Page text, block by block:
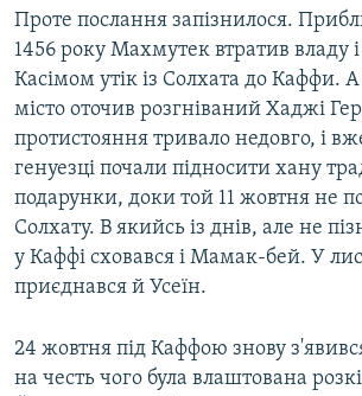
Проте послання запізнилося.
1456 року Махмутек втратив владу і
Касімом утік із Солхата до Каффи.
місто оточив розгніваний Хаджі
протистояння тривало недовго, і
генуезці почали підносити хану
подарунки, доки той 11 жовтня не
Солхату. В якийсь із днів, але не
у Каффі сховався і Мамак-бей. У
приєднався й Усеїн.
24 жовтня під Каффою знову
на честь чого була влаштована